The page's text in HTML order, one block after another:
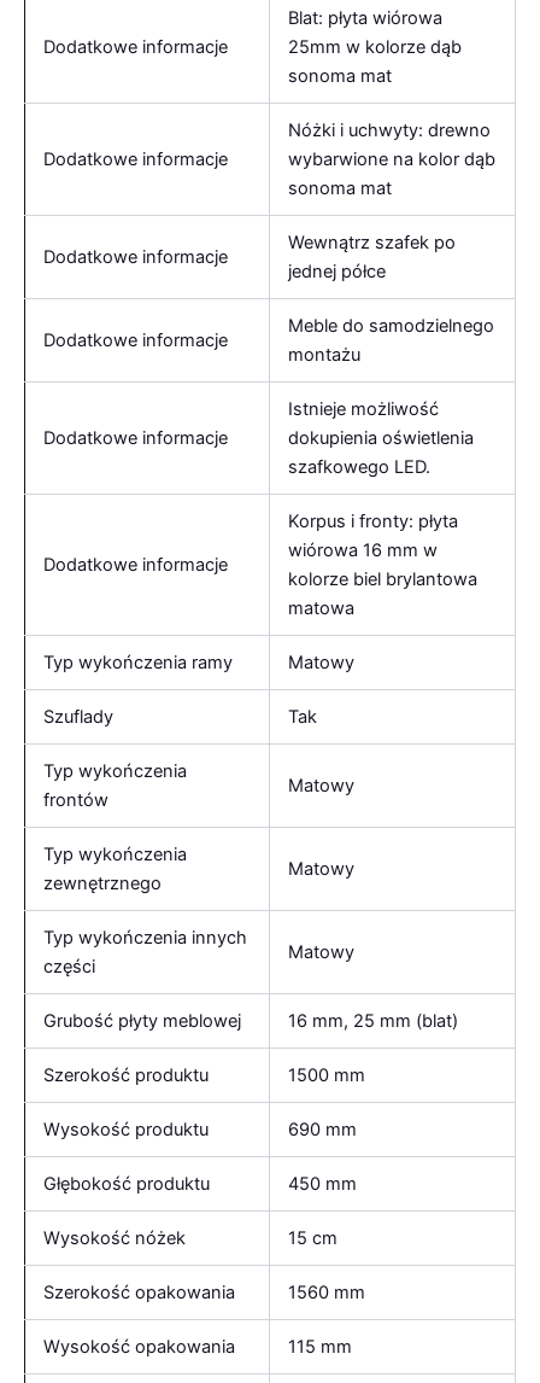
Dodatkowe informacje
Blat: płyta wiórowa
25mm w kolorze dąb
sonoma mat
Dodatkowe informacje
Nóżki i uchwyty: drewno
wybarwione na kolor dąb
sonoma mat
Dodatkowe informacje
Wewnątrz szafek po
jednej półce
Dodatkowe informacje
Meble do samodzielnego
montażu
Dodatkowe informacje
Istnieje możliwość
dokupienia oświetlenia
szafkowego LED.
Dodatkowe informacje
Korpus i fronty: płyta
wiórowa 16 mm w
kolorze biel brylantowa
matowa
Typ wykończenia ramy Matowy
Szuflady Tak
Typ wykończenia
frontów
Matowy
Typ wykończenia
zewnętrznego
Matowy
Typ wykończenia innych
części
Matowy
Grubość płyty meblowej 16 mm, 25 mm (blat)
Szerokość produktu 1500 mm
Wysokość produktu 690 mm
Głębokość produktu 450 mm
Wysokość nóżek 15 cm
Szerokość opakowania 1560 mm
Wysokość opakowania 115 mm